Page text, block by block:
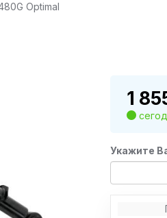
Optimal
1
Укажите